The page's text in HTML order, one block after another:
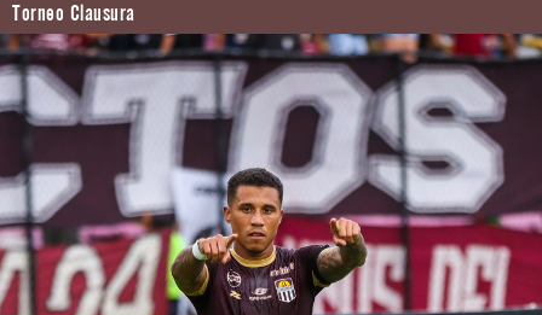
Torneo Clausura